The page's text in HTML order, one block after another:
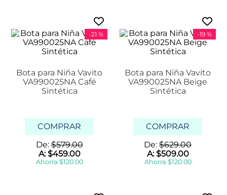
-21 %
Bota para Niña Vavito
VA990025NA Café
Sintética
COMPRAR
De:$579.00
A:$459.00
Ahorra $120.00
-19 %
Bota para Niña Vavito
VA990025NA Beige
Sintética
COMPRAR
De: $629.00
A:$509.00
Ahorra $120.00